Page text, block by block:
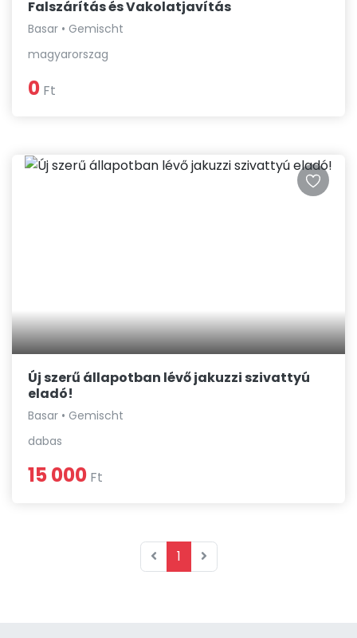
Falszárítás és Vakolatjavítás
Basar • Gemischt
magyarorszag
0 Ft
Új szerű állapotban lévő jakuzzi szivattyú
eladó!
Basar • Gemischt
dabas
15 000 Ft
1